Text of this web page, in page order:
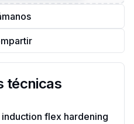
técnicas
flex hardening